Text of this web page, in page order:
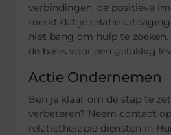
verbindingen, de positieve
merkt dat je relatie
niet bang om hulp te zoeken.
de basis voor een gelukkig
Actie Ondernemen
Ben je klaar om de stap te
verbeteren? Neem contact
relatietherapie diensten in